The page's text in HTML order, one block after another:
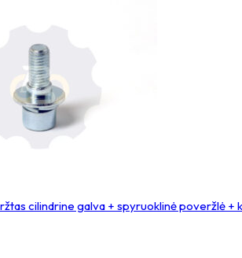
cilindrine galva + spyruoklinė poveržlė +